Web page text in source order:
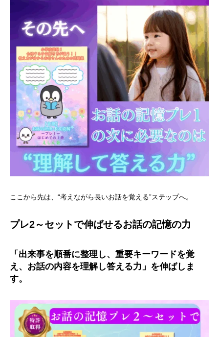
ここから先は、“考えながら長いお話を覚える”ステップへ。
プレ2～セットで伸ばせるお話の記憶の力
「出来事を順番に整理し、重要キーワードを覚
え、お話の内容を理解し答える力」を伸ばしま
す。